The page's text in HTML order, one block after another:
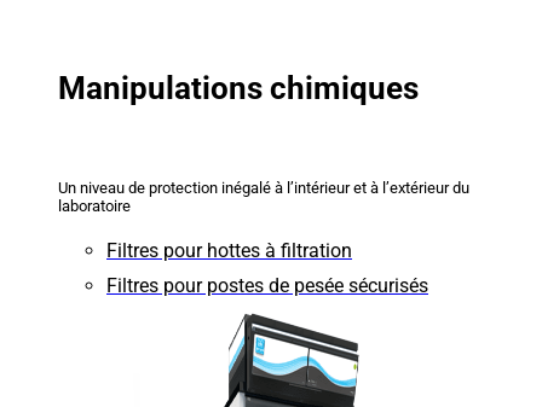
Manipulations chimiques
Un niveau de protection inégalé à l’intérieur et à l’extérieur du
laboratoire
Filtres pour hottes à filtration
Filtres pour postes de pesée sécurisés